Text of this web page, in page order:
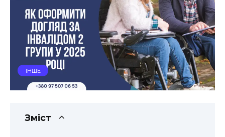
ІНШЕ
Зміст